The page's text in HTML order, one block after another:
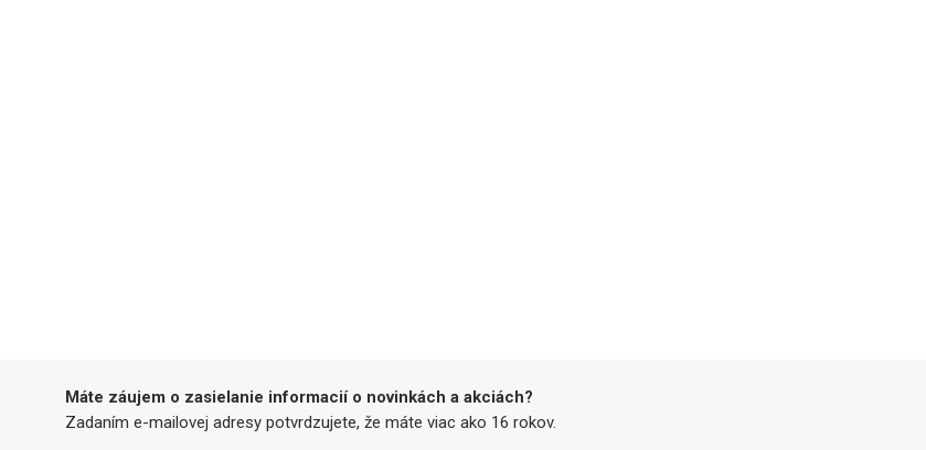
Máte záujem o zasielanie informacií o novinkách a akciách?
Zadaním e-mailovej adresy potvrdzujete, že máte viac ako 16 rokov.